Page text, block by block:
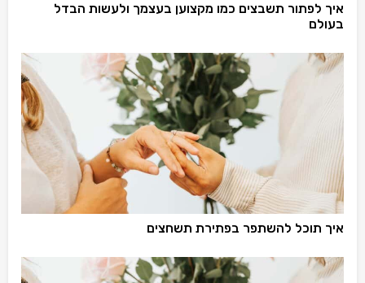
איך לפתור תשבצים כמו מקצוען בעצמך ולעשות הבדל
בעולם
איך תוכל להשתפר בפתירת תשחצים